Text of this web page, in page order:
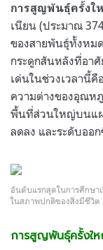
การสูญพันธุ์ครั้งใ
เนียน (ประมาณ
ของสายพันธุ์ทั้งหม
กระดูกสันหลังที่อา
เด่นในช่วงเวลานี้
ความต่างของอุณห
พื้นที่ส่วนใหญ่บนแผ่
ลดลง และระดับออ
อันดับแรกสุดในการศึกษา
ในสภาพปกติของสิ่งมีชีวิต
การสูญพันธุ์ครั้งใ